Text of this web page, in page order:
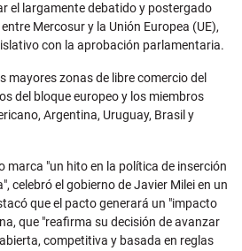
el largamente debatido y postergado
Mercosur y la Unión Europea (UE),
con la aprobación parlamentaria.
mayores zonas de libre comercio del
del bloque europeo y los miembros
Argentina, Uruguay, Brasil y
marca "un hito en la política de inserción
celebró el gobierno de Javier Milei en un
que el pacto generará un "impacto
que "reafirma su decisión de avanzar
competitiva y basada en reglas